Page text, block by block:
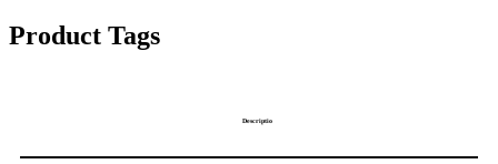
Product Tags
Descriptio